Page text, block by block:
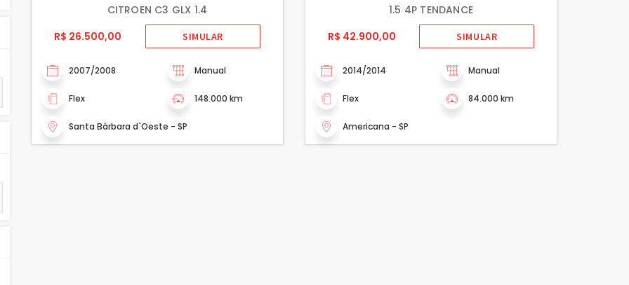
CITROEN C3 GLX 1.4
R$ 26.500,00
SIMULAR
2007/2008 Manual
Flex 148.000 km
Santa Bárbara d`Oeste - SP
1.5 4P TENDANCE
R$ 42.900,00
SIMULAR
2014/2014 Manual
Flex 84.000 km
Americana - SP